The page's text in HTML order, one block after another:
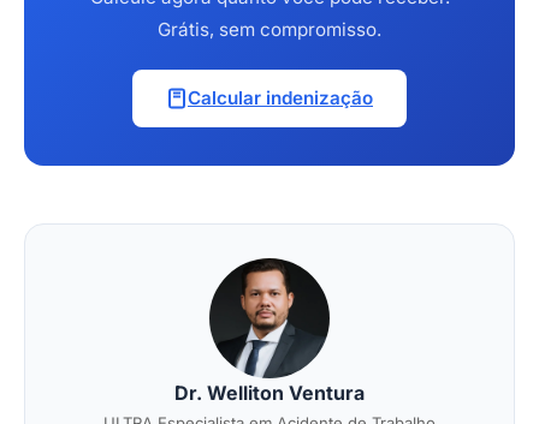
Grátis, sem compromisso.
Calcular indenização
Dr. Welliton Ventura